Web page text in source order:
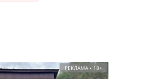
РЕКЛАМА • 18+